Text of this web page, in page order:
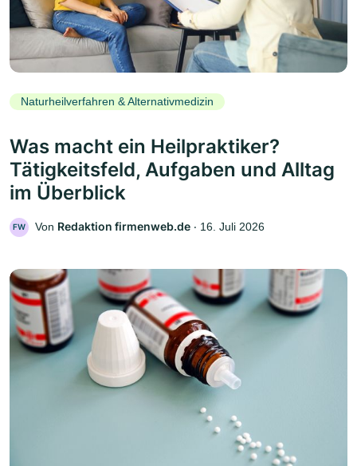
Naturheilverfahren & Alternativmedizin
Was macht ein Heilpraktiker?
Tätigkeitsfeld, Aufgaben und Alltag
im Überblick
FW Von Redaktion firmenweb.de ‧ 16. Juli 2026